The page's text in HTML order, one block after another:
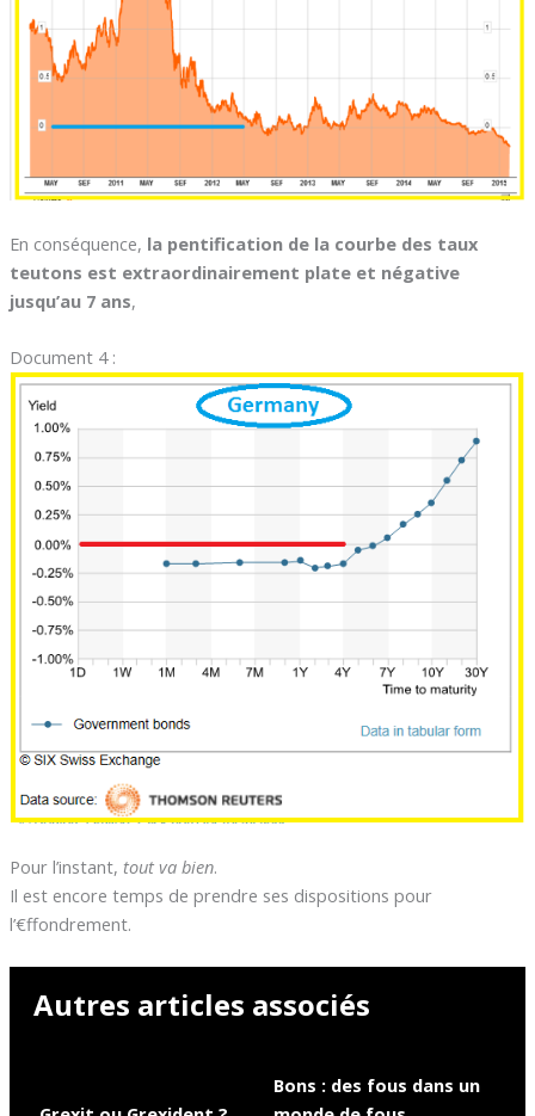
En conséquence, la pentification de la courbe des taux
teutons est extraordinairement plate et négative
jusqu’au 7 ans,
Document 4 :
Pour l’instant, tout va bien.
Il est encore temps de prendre ses dispositions pour
l’€ffondrement.
Autres articles associés
Bons : des fous dans un